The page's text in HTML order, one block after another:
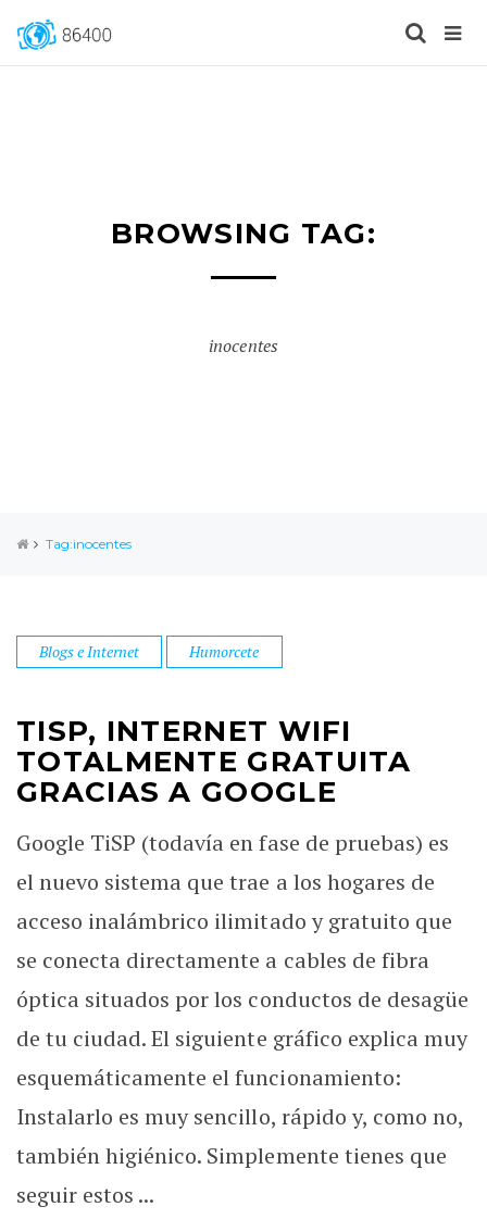
BROWSING TAG:
inocentes
Tag:inocentes
Blogs e Internet Humorcete
TISP, INTERNET WIFI
TOTALMENTE GRATUITA
GRACIAS A GOOGLE
Google TiSP (todavía en fase de pruebas) es
el nuevo sistema que trae a los hogares de
acceso inalámbrico ilimitado y gratuito que
se conecta directamente a cables de fibra
óptica situados por los conductos de desagüe
de tu ciudad. El siguiente gráfico explica muy
esquemáticamente el funcionamiento:
Instalarlo es muy sencillo, rápido y, como no,
también higiénico. Simplemente tienes que
seguir estos ...